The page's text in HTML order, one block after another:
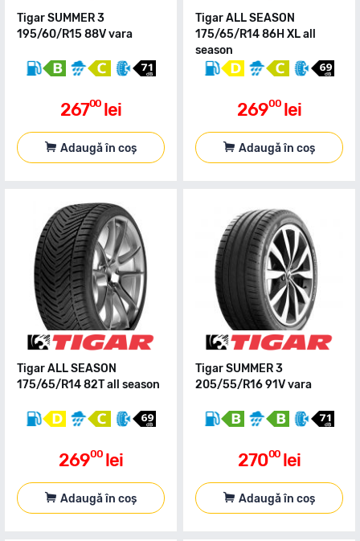
Tigar SUMMER 3
195/60/R15 88V vara
26700 lei
Adaugă în coș
Tigar ALL SEASON
175/65/R14 86H XL all
season
26900 lei
Adaugă în coș
Tigar ALL SEASON
175/65/R14 82T all season
26900 lei
Adaugă în coș
Tigar SUMMER 3
205/55/R16 91V vara
27000 lei
Adaugă în coș